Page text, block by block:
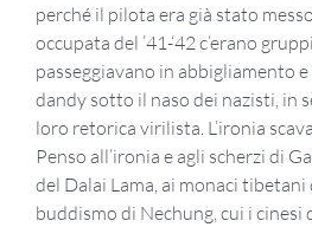
perché il pilota era già stato
occupata del ’41-‘42 c’erano
passeggiavano in abbigliamento
dandy sotto il naso dei nazisti, in
loro retorica virilista. L’ironia
Penso all’ironia e agli scherzi di
del Dalai Lama, ai monaci
buddismo di Nechung, cui i